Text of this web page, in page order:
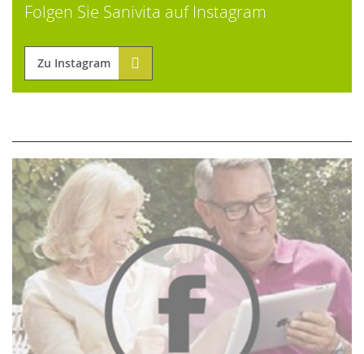
Folgen Sie Sanivita auf Instagram
Zu Instagram